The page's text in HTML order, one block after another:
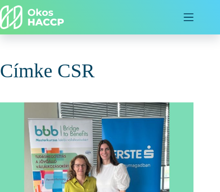
Címke CSR